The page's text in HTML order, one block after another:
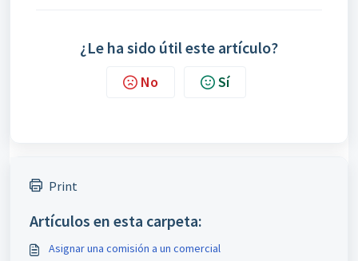
¿Le ha sido útil este artículo?
No Sí
Print
Artículos en esta carpeta:
Asignar una comisión a un comercial